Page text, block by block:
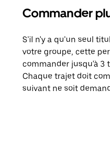
Commander
S'il n'y a qu'un seul
votre groupe, cette
commander jusqu'à 3
Chaque trajet doit
suivant ne soit